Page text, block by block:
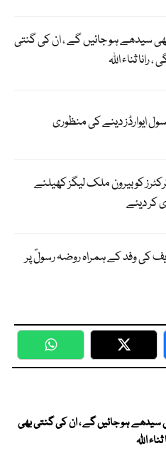
سیدھے ہو جائیں گے ، ان کی گنتی
ثناء اللہ
ایوارڈز دینے کی منظوری
کو بیرون ملک لیگز کھیلنے
کر دیئے
کی وفد کے ہمراہ روضہ رسولؐ پر
WhatsApp Twitter
سیدھے ہو جائیں گے ، ان کی گنتی بھی
اللہ